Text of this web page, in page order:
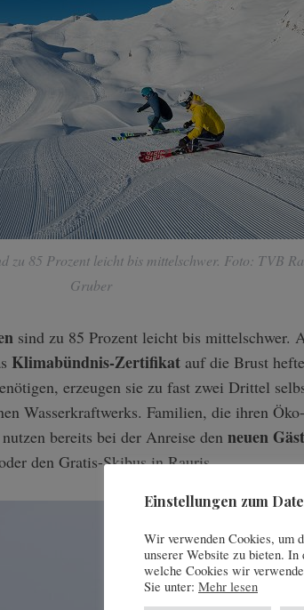
zu 85 Prozent leicht bis mittelschwer. Foto: TVB
Gruber
sind zu 85 Prozent leicht bis mittelschwer.
Klimabündnis-Zertifikat auf die Brust
erzeugen sie zu fast zwei Drittel
Wasserkraftwerks. Familien, die ihren
bereits bei der Anreise den neuen
den Gratis-Skibus in Rauris.
Einstellungen zum
Wir verwenden Cookies, um
unserer Website zu bieten. In
welche Cookies wir
Sie unter: Mehr lesen